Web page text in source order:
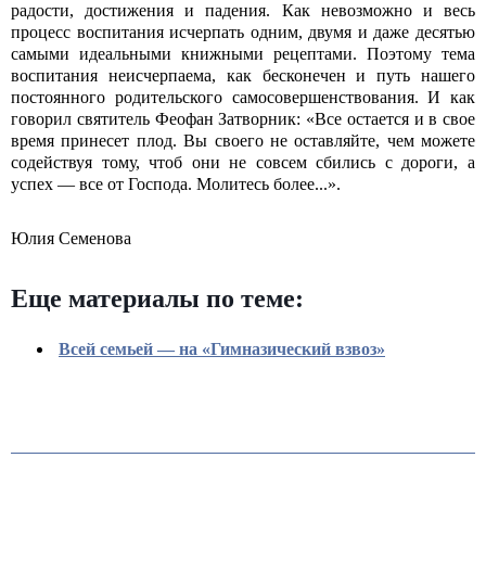
радости, достижения и падения. Как невозможно и весь
процесс воспитания исчерпать одним, двумя и даже десятью
самыми идеальными книжными рецептами. Поэтому тема
воспитания неисчерпаема, как бесконечен и путь нашего
постоянного родительского самосовершенствования. И как
говорил святитель Феофан Затворник: «Все остается и в свое
время принесет плод. Вы своего не оставляйте, чем можете
содействуя тому, чтоб они не совсем сбились с дороги, а
успех — все от Господа. Молитесь более...».
Юлия Семенова
Еще материалы по теме:
Всей семьей — на «Гимназический взвоз»